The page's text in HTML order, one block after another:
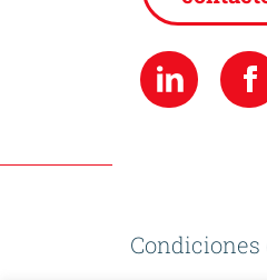
Condiciones